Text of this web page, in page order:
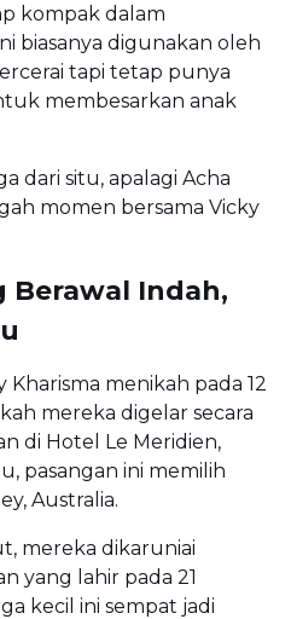
kompak dalam
biasanya digunakan oleh
tapi tetap punya
membesarkan anak
dari situ, apalagi Acha
momen bersama Vicky
Berawal Indah,
Kharisma menikah pada 12
mereka digelar secara
di Hotel Le Meridien,
pasangan ini memilih
Australia.
mereka dikaruniai
yang lahir pada 21
kecil ini sempat jadi